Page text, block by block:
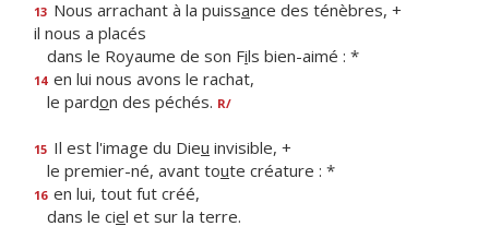
13 Nous arrachant à la puissance des ténèbres, +
il nous a placés
dans le Royaume de son Fils bien-aimé : *
14 en lui nous avons le rachat,
le pardon des péchés. R/
15 Il est l'image du Dieu invisible, +
le premier-né, avant toute créature : *
16 en lui, tout fut créé,
dans le ciel et sur la terre.